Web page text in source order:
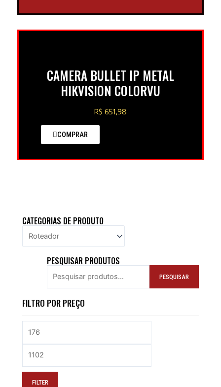
CAMERA BULLET IP METAL
HIKVISION COLORVU
R$ 651,98
COMPRAR
CATEGORIAS DE PRODUTO
PESQUISAR PRODUTOS
PESQUISAR
FILTRO POR PREÇO
FILTER